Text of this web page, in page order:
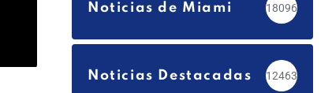
Noticias de Miami 18096
Noticias Destacadas 12463